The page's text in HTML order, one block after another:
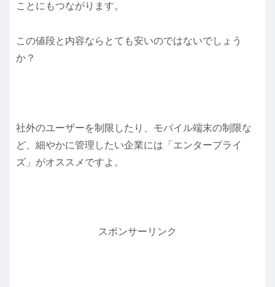
ことにもつながります。
この値段と内容ならとても安いのではないでしょう
か？
社外のユーザーを制限したり、モバイル端末の制限な
ど、細やかに管理したい企業には「エンタープライ
ズ」がオススメですよ。
スポンサーリンク